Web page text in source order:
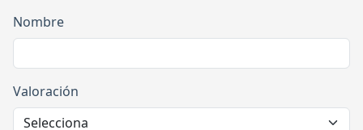
Nombre
Valoración